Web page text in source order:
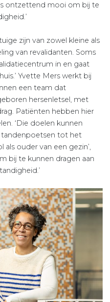
ontzettend mooi om bij te
zijn van zowel kleine als
van revalidanten. Soms
in en gaat
Yvette Mers werkt bij
een team dat
hersenletsel, met
Patiënten hebben hier
‘Die doelen kunnen
tandenpoetsen tot het
ouder van een gezin’,
bij te kunnen dragen aan